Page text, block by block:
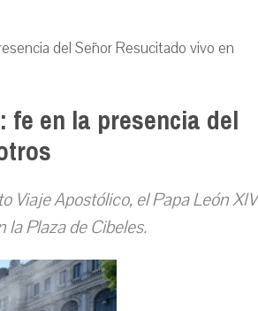
del Señor Resucitado vivo en
fe en la presencia del
Viaje Apostólico, el Papa León XIV
la Plaza de Cibeles.